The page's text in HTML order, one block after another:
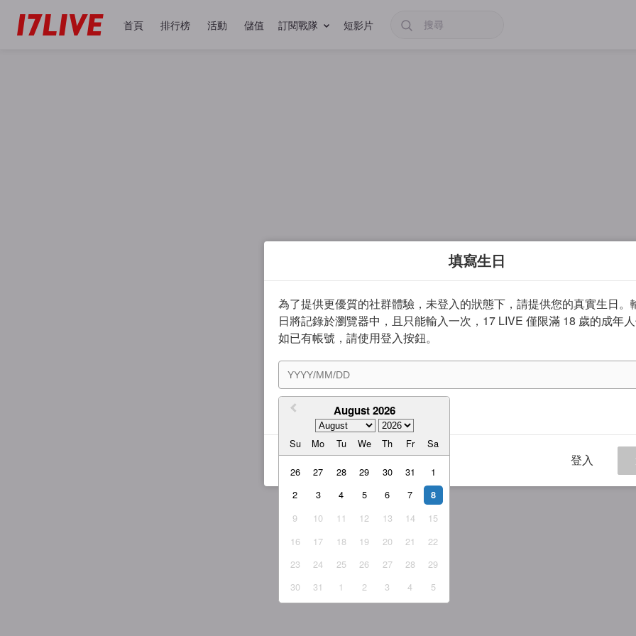
首頁 排行榜 活動 儲值 訂閱戰隊 短影片
填寫生日
為了提供更優質的社群體驗，未登入的狀態下，請提供您的真實生日。
日將記錄於瀏覽器中，且只能輸入一次，17 LIVE 僅限滿 18 歲的成年人
如已有帳號，請使用登入按鈕。
August 2026
Su Mo Tu We Th Fr Sa
26 27 28 29 30 31
1
2
3 4 5 6 7 8
9 10 11 12 13 14
15
16
17 18 19 20 21
22
23
24 25 26 27 28
29
30
31 1 2 3 4 5
我同意 服務條款與隱私權政策
登入